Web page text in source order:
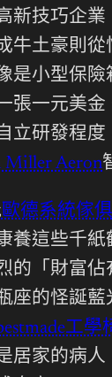
新技巧企業
牛土豪則從
是小型保險
張一元美金
立研發程度
Miller Aeron
歐德系統傢俱
養這些千紙
的「財富佔
座的怪誕藍
工學
居家的病